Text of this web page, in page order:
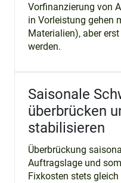
Vorfinanzierung von
in Vorleistung gehen
Materialien), aber
werden.
Saisonale
überbrücken
stabilisieren
Überbrückung
Auftragslage und
Fixkosten stets gleich